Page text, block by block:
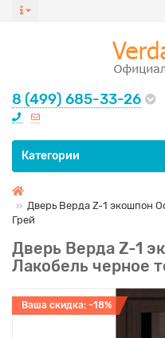
8 (499) 685-33-26
Все категории
Категории
Дверь Верда Z-1 экошпон
Грей
Дверь Верда Z-1
Лакобель черное
Ваша скидка: -18%